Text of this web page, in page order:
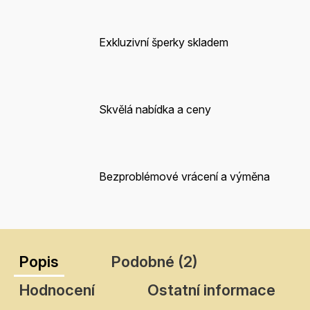
Exkluzivní šperky skladem
Skvělá nabídka a ceny
Bezproblémové vrácení a výměna
Popis
Podobné (2)
Hodnocení
Ostatní informace